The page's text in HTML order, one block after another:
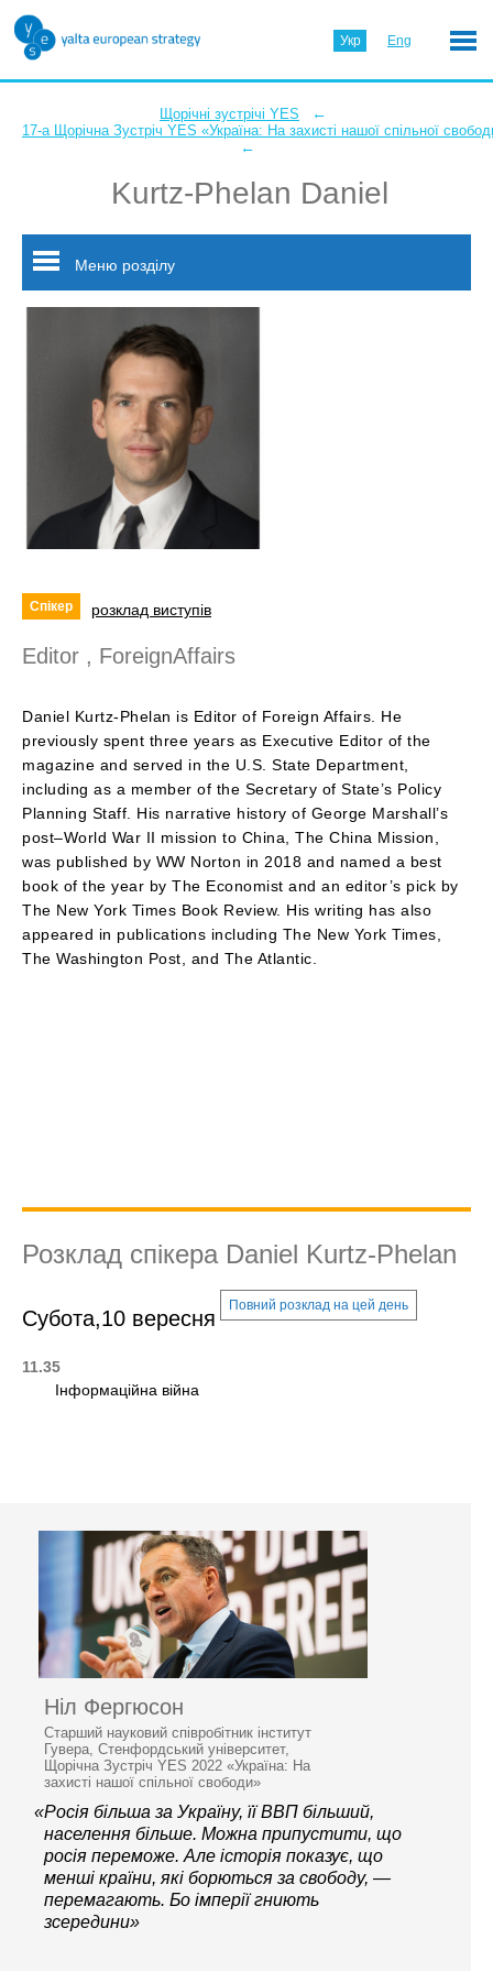
Укр Eng
Щорічні зустрічі YES ←
17-а Щорічна Зустріч YES «Україна: На захисті нашої спільної
←
Kurtz-Phelan Daniel
Меню розділу
Спікер розклад виступів
Editor , ForeignAffairs
Daniel Kurtz-Phelan is Editor of Foreign Affairs. He
previously spent three years as Executive Editor of the
magazine and served in the U.S. State Department,
including as a member of the Secretary of State’s Policy
Planning Staff. His narrative history of George Marshall’s
post­–World War II mission to China, The China Mission,
was published by WW Norton in 2018 and named a best
book of the year by The Economist and an editor’s pick by
The New York Times Book Review. His writing has also
appeared in publications including The New York Times,
The Washington Post, and The Atlantic.
Розклад спікера Daniel Kurtz-Phelan
Субота,10 вересня
Повний розклад на цей день
11.35
Інформаційна війна
Ніл Фергюсон
Старший науковий співробітник інститут
Гувера, Стенфордський університет,
Щорічна Зустріч YES 2022 «Україна: На
захисті нашої спільної свободи»
«Росія більша за Україну, її ВВП більший,
населення більше. Можна припустити, що
росія переможе. Але історія показує, що
менші країни, які борються за свободу, —
перемагають. Бо імперії гниють
зсередини»